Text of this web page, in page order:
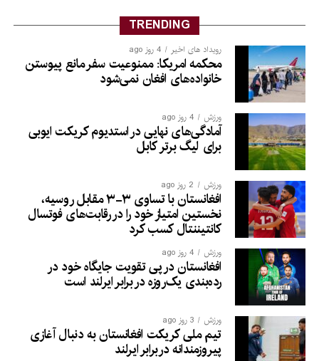
TRENDING
رویداد های اخیر 4 روز ago
محکمه امریکا: ممنوعیت سفر مانع پیوستن
خانواده‌های افغان نمی‌شود
ورزش 4 روز ago
آمادگی‌های نهایی در استدیوم کریکت ایوبی
برای لیگ برتر کابل
ورزش 2 روز ago
افغانستان با تساوی ۳-۳ مقابل روسیه،
نخستین امتیاز خود را در رقابت‌های فوتسال
کانتیننتال کسب کرد
ورزش 4 روز ago
افغانستان در پی تقویت جایگاه خود در
رده‌بندی یک‌روزه در برابر ایرلند است
ورزش 3 روز ago
تیم ملی کریکت افغانستان به دنبال آغازی
پیروزمندانه دربرابر ایرلند